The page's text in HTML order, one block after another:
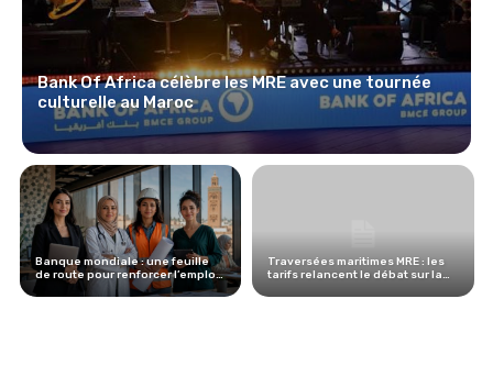
Bank Of Africa célèbre les MRE avec une tournée
culturelle au Maroc
Banque mondiale : une feuille
de route pour renforcer l’emploi
des femmes au Maroc
Traversées maritimes MRE : les
tarifs relancent le débat sur la